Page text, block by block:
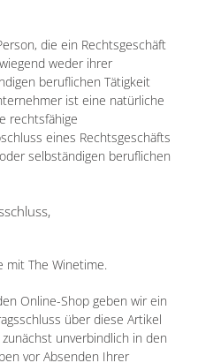
die ein Rechtsgeschäft
weder ihrer
beruflichen Tätigkeit
ist eine natürliche
rechtsfähige
eines Rechtsgeschäfts
selbständigen beruflichen
mit The Winetime.
Online-Shop geben wir ein
über diese Artikel
unverbindlich in den
vor Absenden Ihrer